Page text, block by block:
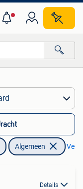
Algemeen
Details